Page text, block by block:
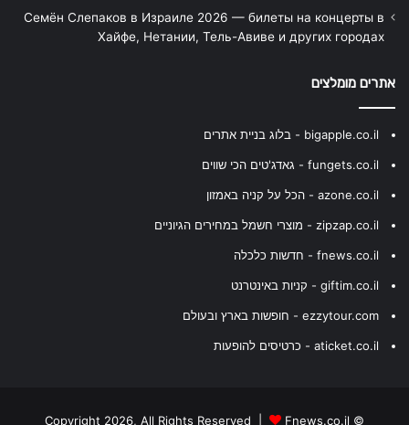
Семён Слепаков в Израиле 2026 — билеты на концерты в
Хайфе, Нетании, Тель-Авиве и других городах
אתרים מומלצים
bigapple.co.il - בלוג בניית אתרים
fungets.co.il - גאדג'טים הכי שווים
azone.co.il - הכל על קניה באמזון
zipzap.co.il - מוצרי חשמל במחירים הגיוניים
fnews.co.il - חדשות כלכלה
giftim.co.il - קניות באינטרנט
ezzytour.com - חופשות בארץ ובעולם
aticket.co.il - כרטיסים להופעות
© Copyright 2026, All Rights Reserved |
Fnews.co.il